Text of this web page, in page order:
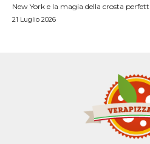
New York e la magia della crosta
21 Luglio 2026